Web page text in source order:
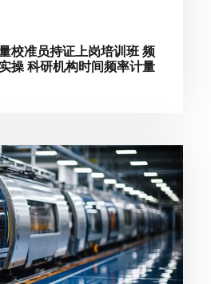
校准员持证上岗培训班 频
操 科研机构时间频率计量